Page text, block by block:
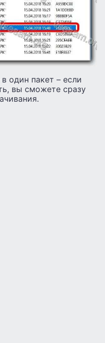
один пакет – если
вы сможете сразу